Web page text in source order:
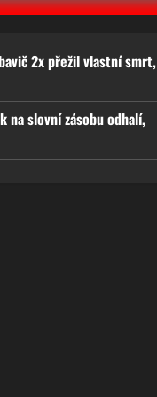
2x přežil vlastní smrt,
na slovní zásobu odhalí,